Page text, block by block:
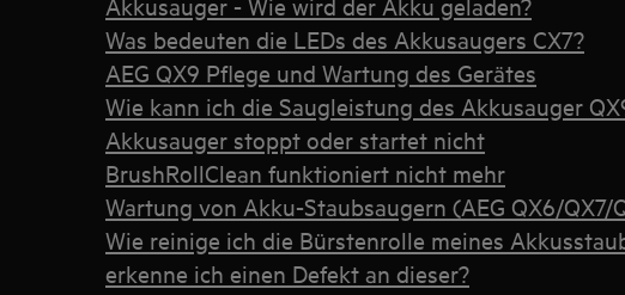
Was bedeuten die LEDs des Akkusaugers CX7?
AEG QX9 Pflege und Wartung des Gerätes
Wie kann ich die Saugleistung des Akkusauger
Akkusauger stoppt oder startet nicht
BrushRollClean funktioniert nicht mehr
Wartung von Akku-Staubsaugern (AEG QX6/QX7/
Wie reinige ich die Bürstenrolle meines
erkenne ich einen Defekt an dieser?